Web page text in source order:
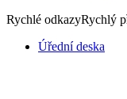
Rychlé odkazyRychlý
Úřední deska